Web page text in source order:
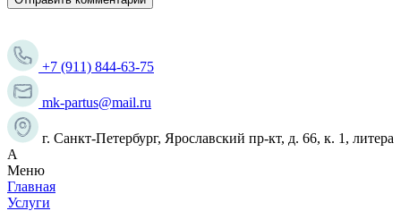
+7 (911) 844-63-75
mk-partus@mail.ru
г. Санкт-Петербург, Ярославский пр-кт, д. 66, к. 1, литера
А
Меню
Главная
Услуги